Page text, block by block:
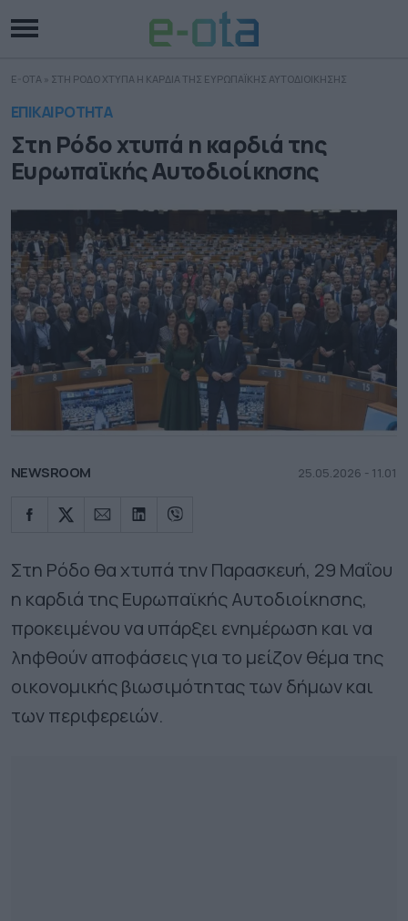
E-OTA » ΣΤΗ ΡΟΔΟ ΧΤΥΠΑ Η ΚΑΡΔΙΑ ΤΗΣ ΕΥΡΩΠΑΪΚΗΣ ΑΥΤΟΔΙΟΙΚΗΣΗΣ
ΕΠΙΚΑΙΡΟΤΗΤΑ
Στη Ρόδο χτυπά η καρδιά της
Ευρωπαϊκής Αυτοδιοίκησης
NEWSROOM 25.05.2026 - 11.01
Στη Ρόδο θα χτυπά την Παρασκευή, 29 Μαΐου
η καρδιά της Ευρωπαϊκής Αυτοδιοίκησης,
προκειμένου να υπάρξει ενημέρωση και να
ληφθούν αποφάσεις για το μείζον θέμα της
οικονομικής βιωσιμότητας των δήμων και
των περιφερειών.